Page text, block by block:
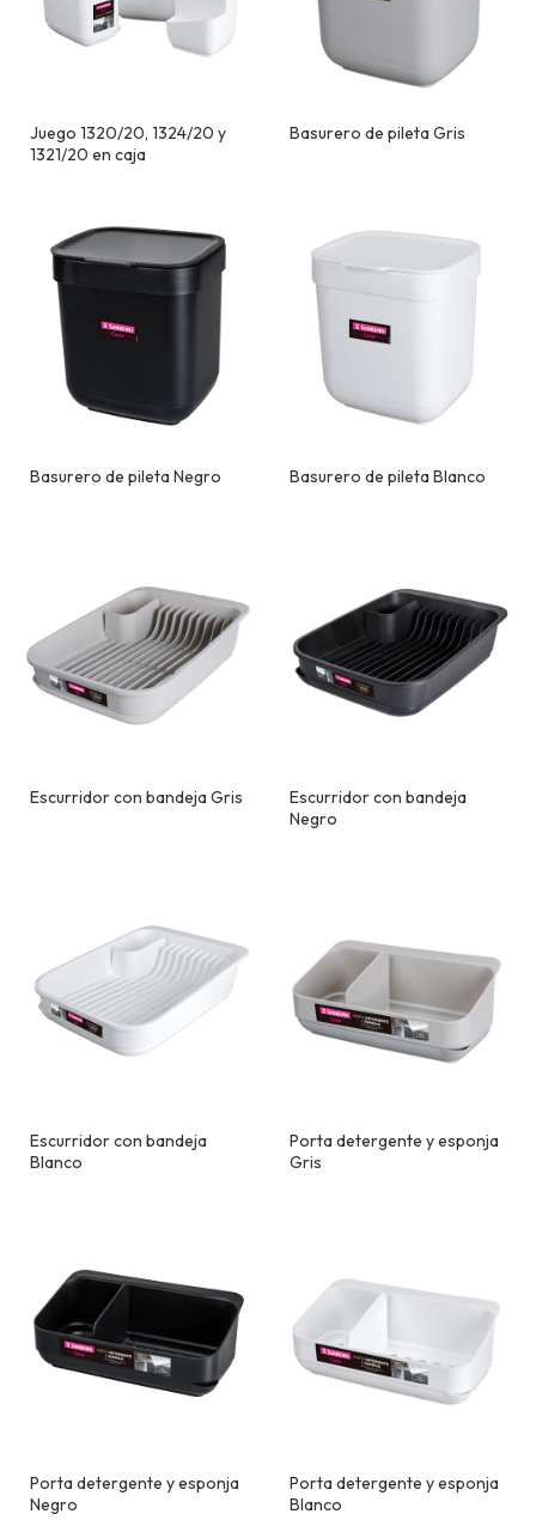
Juego 1320/20, 1324/20 y
1321/20 en caja
Basurero de pileta Gris
Basurero de pileta Negro Basurero de pileta Blanco
Escurridor con bandeja Gris
Escurridor con bandeja
Negro
Escurridor con bandeja
Blanco
Porta detergente y esponja
Gris
Porta detergente y esponja
Negro
Porta detergente y esponja
Blanco